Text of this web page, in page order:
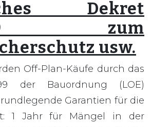
Dekret
zum
usw.
Off-Plan-Käufe durch das
der Bauordnung (LOE)
Garantien für die
1 Jahr für Mängel in der